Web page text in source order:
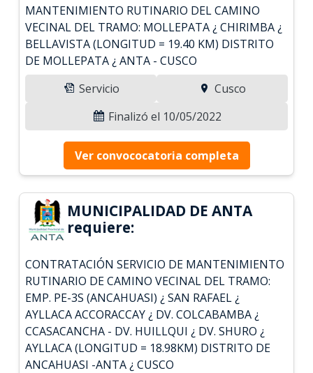
MANTENIMIENTO RUTINARIO DEL CAMINO
VECINAL DEL TRAMO: MOLLEPATA ¿ CHIRIMBA ¿
BELLAVISTA (LONGITUD = 19.40 KM) DISTRITO
DE MOLLEPATA ¿ ANTA - CUSCO
Servicio
Cusco
Finalizó el 10/05/2022
Ver convococatoria completa
MUNICIPALIDAD DE ANTA
requiere:
CONTRATACIÓN SERVICIO DE MANTENIMIENTO
RUTINARIO DE CAMINO VECINAL DEL TRAMO:
EMP. PE-3S (ANCAHUASI) ¿ SAN RAFAEL ¿
AYLLACA ACCORACCAY ¿ DV. COLCABAMBA ¿
CCASACANCHA - DV. HUILLQUI ¿ DV. SHURO ¿
AYLLACA (LONGITUD = 18.98KM) DISTRITO DE
ANCAHUASI -ANTA ¿ CUSCO